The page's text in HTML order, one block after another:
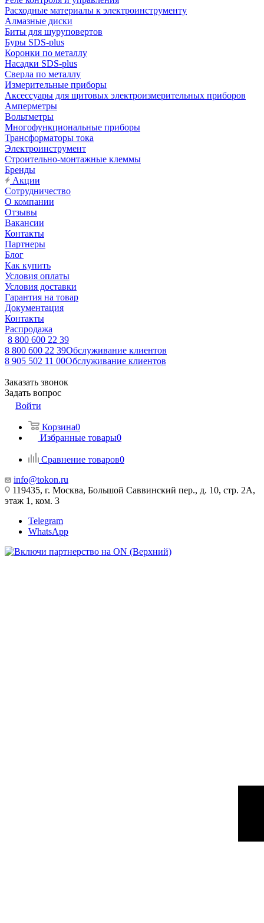
Расходные материалы к электроинструменту
Алмазные диски
Биты для шуруповертов
Буры SDS-plus
Коронки по металлу
Насадки SDS-plus
Сверла по металлу
Измерительные приборы
Аксессуары для щитовых электроизмерительных приборов
Амперметры
Вольтметры
Многофункциональные приборы
Трансформаторы тока
Электроинструмент
Строительно-монтажные клеммы
Бренды
Акции
Сотрудничество
О компании
Отзывы
Вакансии
Контакты
Партнеры
Блог
Как купить
Условия оплаты
Условия доставки
Гарантия на товар
Документация
Контакты
Распродажа
8 800 600 22 39
8 800 600 22 39Обслуживание клиентов
8 905 502 11 00Обслуживание клиентов
Заказать звонок
Задать вопрос
Войти
Корзина0
Избранные товары0
Сравнение товаров0
info@tokon.ru
119435, г. Москва, Большой Саввинский пер., д. 10, стр. 2А,
этаж 1, ком. 3
Telegram
WhatsApp